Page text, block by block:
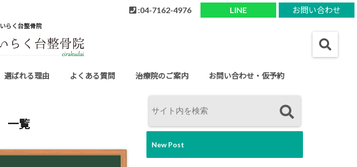
お問い合わせ
LINE
:04-7162-4976
らく台整骨院
選ばれる理由 よくある質問 治療院のご案内 お問い合わせ・仮予約
一覧
New Post